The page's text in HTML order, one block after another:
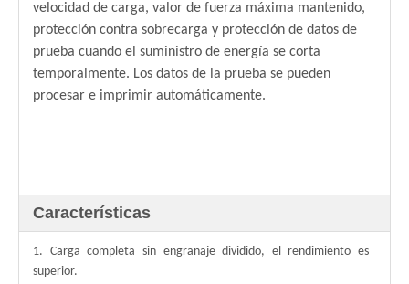
velocidad de carga, valor de fuerza máxima mantenido,
protección contra sobrecarga y protección de datos de
prueba cuando el suministro de energía se corta
temporalmente. Los datos de la prueba se pueden
procesar e imprimir automáticamente.
Características
1. Carga completa sin engranaje dividido, el rendimiento es
superior.